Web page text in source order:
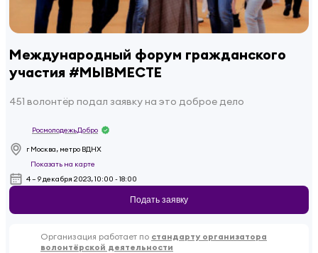
Международный форум гражданского
участия #МЫВМЕСТЕ
451 волонтёр подал заявку на это доброе дело
Росмолодежь.Добро
г Москва, метро ВДНХ
Показать на карте
4 – 9 декабря 2023, 10:00 - 18:00
Подать заявку
Организация работает по стандарту организатора
волонтёрской деятельности